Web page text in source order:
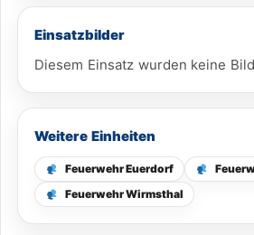
Einsatzbilder
Diesem Einsatz wurden keine
Weitere Einheiten
Feuerwehr Euerdorf
Feuerwehr Wirmsthal